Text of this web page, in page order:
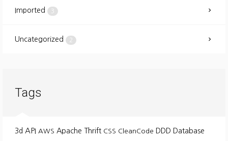
Imported 3
Uncategorized 2
Tags
3d API AWS Apache Thrift CSS CleanCode DDD Database